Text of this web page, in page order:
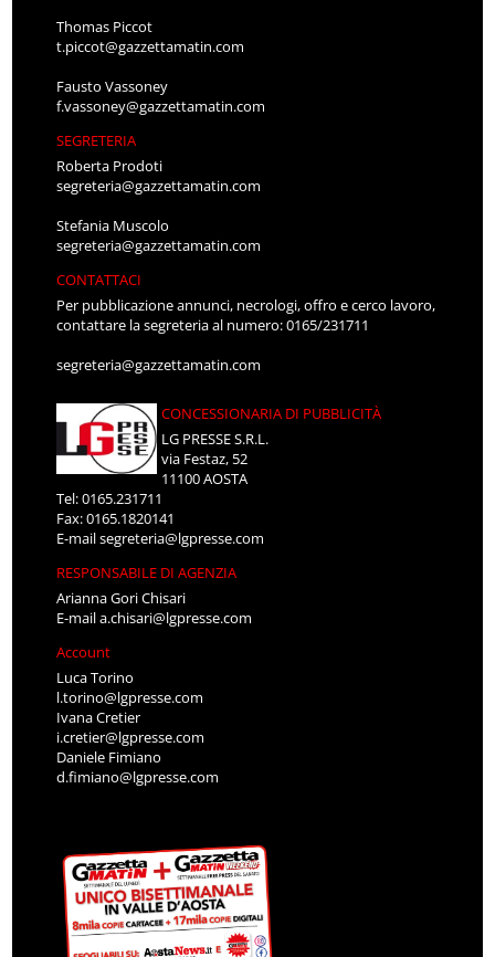
Thomas Piccot
t.piccot@gazzettamatin.com
Fausto Vassoney
f.vassoney@gazzettamatin.com
SEGRETERIA
Roberta Prodoti
segreteria@gazzettamatin.com
Stefania Muscolo
segreteria@gazzettamatin.com
CONTATTACI
Per pubblicazione annunci, necrologi, offro e cerco lavoro,
contattare la segreteria al numero: 0165/231711
segreteria@gazzettamatin.com
CONCESSIONARIA DI PUBBLICITÀ
LG PRESSE S.R.L.
via Festaz, 52
11100 AOSTA
Tel: 0165.231711
Fax: 0165.1820141
E-mailsegreteria@lgpresse.com
RESPONSABILE DI AGENZIA
Arianna Gori Chisari
E-maila.chisari@lgpresse.com
Account
Luca Torino
l.torino@lgpresse.com
Ivana Cretier
i.cretier@lgpresse.com
Daniele Fimiano
d.fimiano@lgpresse.com